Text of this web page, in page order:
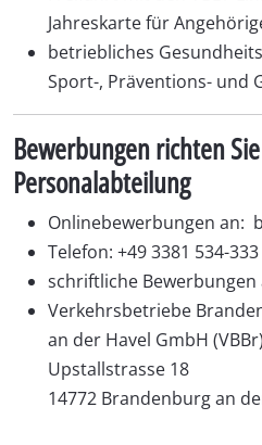
Jahreskarte für
betriebliches
Sport-, Präventions- und
Bewerbungen richten
Personalabteilung
Onlinebewerbungen an:
Telefon: +49 3381 534-333
schriftliche Bewerbungen
Verkehrsbetriebe
an der Havel GmbH (VBBr)
Upstallstrasse 18
14772 Brandenburg an